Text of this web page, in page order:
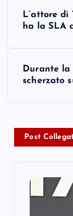
a
v
L’attore di
ha la SLA
Durante la
scherzato
Post